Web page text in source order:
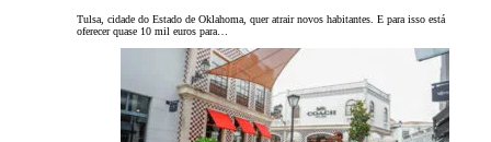
Tulsa, cidade do Estado de Oklahoma, quer atrair novos habitantes. E para isso está
oferecer quase 10 mil euros para…